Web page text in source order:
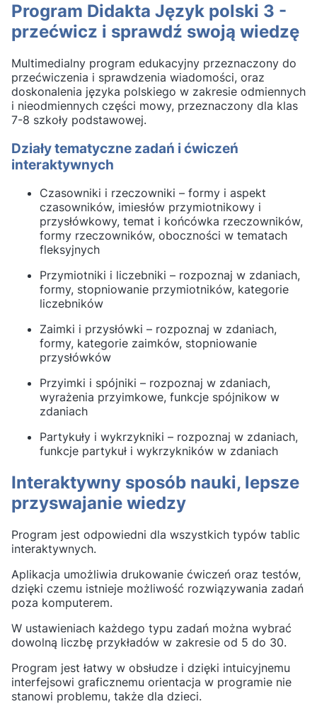
Program Didakta Język polski 3 -
przećwicz i sprawdź swoją wiedzę
Multimedialny program edukacyjny przeznaczony do
przećwiczenia i sprawdzenia wiadomości, oraz
doskonalenia języka polskiego w zakresie odmiennych
i nieodmiennych części mowy, przeznaczony dla klas
7-8 szkoły podstawowej.
Działy tematyczne zadań i ćwiczeń
interaktywnych
Czasowniki i rzeczowniki – formy i aspekt
czasowników, imiesłów przymiotnikowy i
przysłówkowy, temat i końcówka rzeczowników,
formy rzeczowników, oboczności w tematach
fleksyjnych
Przymiotniki i liczebniki – rozpoznaj w zdaniach,
formy, stopniowanie przymiotników, kategorie
liczebników
Zaimki i przysłówki – rozpoznaj w zdaniach,
formy, kategorie zaimków, stopniowanie
przysłówków
Przyimki i spójniki – rozpoznaj w zdaniach,
wyrażenia przyimkowe, funkcje spójnikow w
zdaniach
Partykuły i wykrzykniki – rozpoznaj w zdaniach,
funkcje partykuł i wykrzykników w zdaniach
Interaktywny sposób nauki, lepsze
przyswajanie wiedzy
Program jest odpowiedni dla wszystkich typów tablic
interaktywnych.
Aplikacja umożliwia drukowanie ćwiczeń oraz testów,
dzięki czemu istnieje możliwość rozwiązywania zadań
poza komputerem.
W ustawieniach każdego typu zadań można wybrać
dowolną liczbę przykładów w zakresie od 5 do 30.
Program jest łatwy w obsłudze i dzięki intuicyjnemu
interfejsowi graficznemu orientacja w programie nie
stanowi problemu, także dla dzieci.